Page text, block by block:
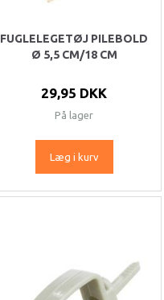
FUGLELEGETØJ PILEBOLD
Ø 5,5 CM/18 CM
29,95 DKK
På lager
Læg i kurv